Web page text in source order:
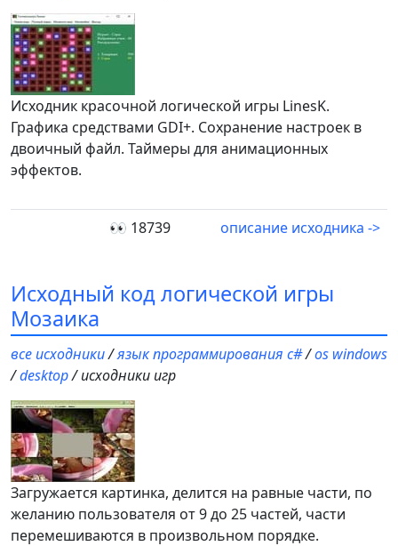
Исходник красочной логической игры LinesK.
Графика средствами GDI+. Сохранение настроек в
двоичный файл. Таймеры для анимационных
эффектов.
👀 18739 описание исходника ->
Исходный код логической игры
Мозаика
все исходники/язык программирования c#/os windows
/desktop/ исходники игр
Загружается картинка, делится на равные части, по
желанию пользователя от 9 до 25 частей, части
перемешиваются в произвольном порядке.